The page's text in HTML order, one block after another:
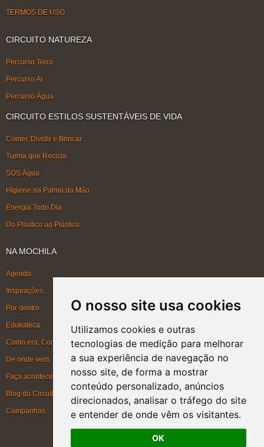
O nosso site usa cookies
Utilizamos cookies e outras
tecnologias de medição para melhorar
a sua experiência de navegação no
nosso site, de forma a mostrar
conteúdo personalizado, anúncios
direcionados, analisar o tráfego do site
e entender de onde vêm os visitantes.
OK
TERMOS DE USO
CIRCUITO NATUREZA
Percurso Terra
Percurso Ar
Percurso Água
CIRCUITO ESTILOS SUSTENTÁVEIS DE VIDA
Comer, Dividir e Brincar
Turma que Recicla
SOS Água
Higiene na Palma da Mão
Energia Todo Dia
Do Plástico ao Plástico
NA MOCHILA
Agenda
Inspirações
Por dentro
Edukateca
Como era, Como ficou, Como será
De onde vem, Para onde vai
Faça acontecer
Blog do Circuito
Campanhas